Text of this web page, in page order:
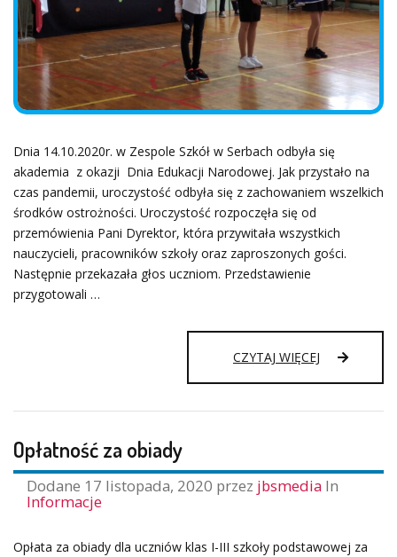
Dnia 14.10.2020r. w Zespole Szkół w Serbach odbyła się
akademia z okazji Dnia Edukacji Narodowej. Jak przystało na
czas pandemii, uroczystość odbyła się z zachowaniem wszelkich
środków ostrożności. Uroczystość rozpoczęła się od
przemówienia Pani Dyrektor, która przywitała wszystkich
nauczycieli, pracowników szkoły oraz zaproszonych gości.
Następnie przekazała głos uczniom. Przedstawienie
przygotowali …
CZYTAJ WIĘCEJ DZIEŃ
Opłatność za obiady
Dodane 17 listopada, 2020 przez jbsmedia In
Informacje
Opłata za obiady dla uczniów klas I-III szkoły podstawowej za